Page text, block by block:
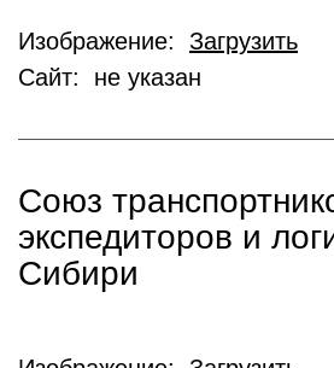
Изображение: Загрузить
Сайт: не указан
Союз
экспедиторов и
Сибири